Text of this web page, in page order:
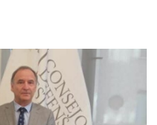
más
El ingreso de
en stand
en una